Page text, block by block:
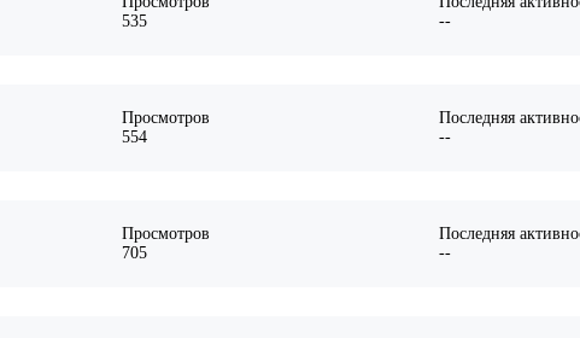
535
--
Просмотров
554
Последняя
--
Просмотров
705
Последняя
--